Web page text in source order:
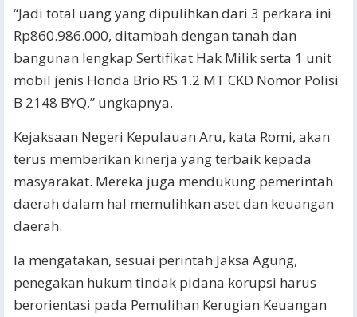
“Jadi total uang yang dipulihkan dari 3 perkara ini
Rp860.986.000, ditambah dengan tanah dan
bangunan lengkap Sertifikat Hak Milik serta 1 unit
mobil jenis Honda Brio RS 1.2 MT CKD Nomor Polisi
B 2148 BYQ,” ungkapnya.
Kejaksaan Negeri Kepulauan Aru, kata Romi, akan
terus memberikan kinerja yang terbaik kepada
masyarakat. Mereka juga mendukung pemerintah
daerah dalam hal memulihkan aset dan keuangan
daerah.
Ia mengatakan, sesuai perintah Jaksa Agung,
penegakan hukum tindak pidana korupsi harus
berorientasi pada Pemulihan Kerugian Keuangan